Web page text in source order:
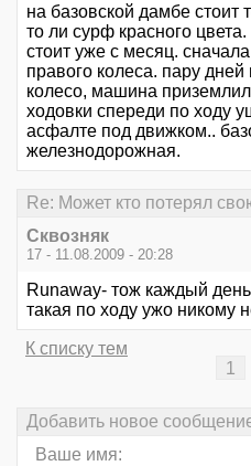
на базовской дамбе стоит
то ли сурф красного
стоит уже с месяц.
правого колеса. пару
колесо, машина
ходовки спереди по ходу
асфалте под движком..
железнодорожная.
Re: Может кто потерял
Сквозняк
17 - 11.08.2009 - 20:28
Runaway- тож каждый
такая по ходу ужо никому
К списку тем
1
Добавить новое
Ваше имя: